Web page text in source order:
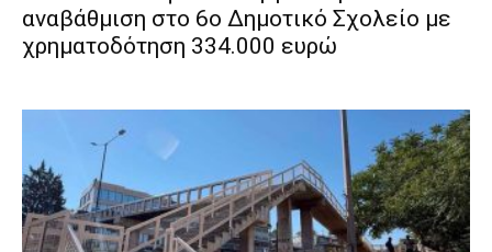
αναβάθμιση στο 6ο Δημοτικό Σχολείο με
χρηματοδότηση 334.000 ευρώ